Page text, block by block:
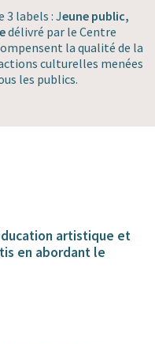
3 labels : Jeune public,
délivré par le Centre
la qualité de la
culturelles menées
les publics.
artistique et
en abordant le